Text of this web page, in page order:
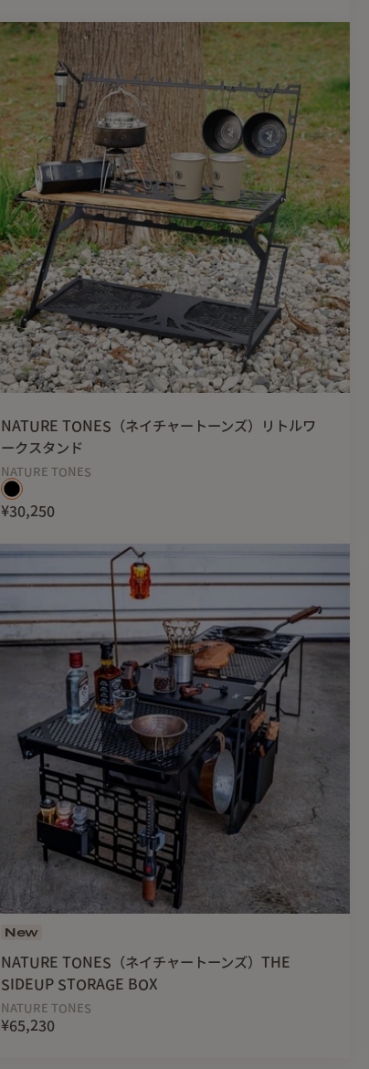
※ヴィンテージ塗装のため
塗装が傷ついたり剥げるこ
ヴィンテージ特有の風合い
※十分な耐荷重テストを行
重たいクーラーボックスを
急に落としたり衝撃を与え
静かに置いて下さい。
（仮に10cmの高さから60
衝撃は400㎏以上にもなり
※クーラーボックス平面で
想定していますので、
＜製品の特徴＞
大型のクーラーボックスも
ヘビースタンド。
クーラーボックススタンド
ツーバーナースタンド、
ソロテーブル等として活用
天板を展開したフロントテ
クーラー内の整理やコップ
小型のジャグを置くことも
下棚があるので有効面積が
忘れがちな栓抜きが本体サ
NATURE TONES（ネイチャートーンズ）リトルワ
ークスタンド
NATURE TONES
¥30,250
New
NATURE TONES（ネイチャートーンズ）THE
SIDEUP STORAGE BOX
NATURE TONES
¥65,230